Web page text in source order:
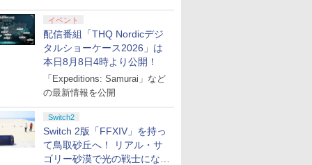
イベント
配信番組「THQ Nordicデジ
タルショーケース2026」は
本日8月8日4時より公開！
「Expeditions: Samurai」など
の最新情報を公開
Switch2
Switch 2版「FFXIV」を持っ
て鳥取砂丘へ！ リアル・サ
ゴリー砂漠で光の戦士になっ